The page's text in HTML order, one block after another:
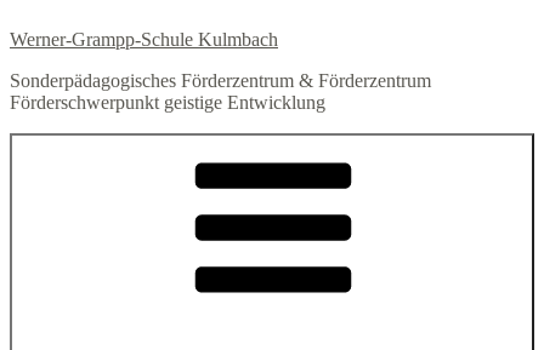
Inhalt
Werner-Grampp-Schule Kulmbach
Sonderpädagogisches Förderzentrum & Förderzentrum
Förderschwerpunkt geistige Entwicklung